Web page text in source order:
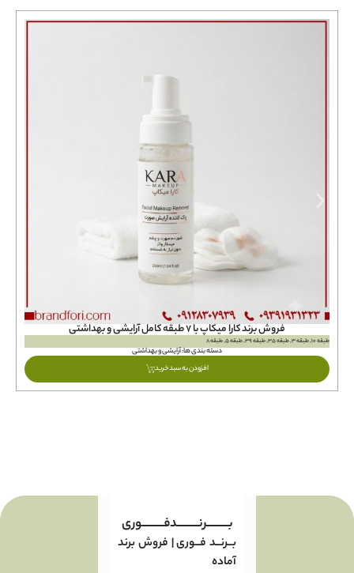
فروش برند کارا ميكاپ با ۷ طبقه کامل آرایشی و بهداشتی
طبقه 10, طبقه 3, طبقه 35, طبقه 39, طبقه 5, طبقه 8
دسته بندی ها:آرایشی و بهداشتی
افزودن به سبد خرید
بـــــــــرنـــــــــدفـــــــــوری
بــرنــد فــوری | فروش برند
آماده